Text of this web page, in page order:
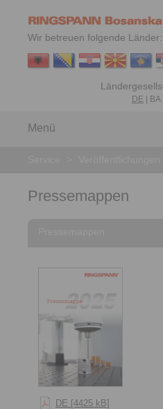
Wir betreuen folgende Länder:
DE| BA|
Menü
Pressemappen
DE [4425 kB]